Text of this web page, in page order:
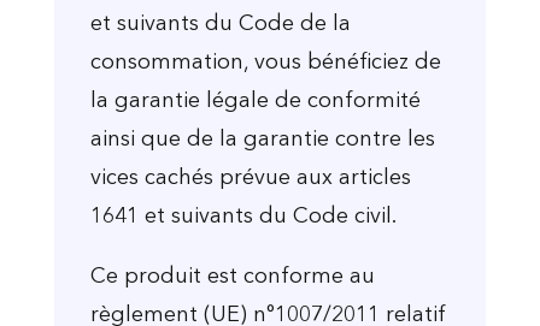
et suivants du Code de la
consommation, vous bénéficiez de
la garantie légale de conformité
ainsi que de la garantie contre les
vices cachés prévue aux articles
1641 et suivants du Code civil.
Ce produit est conforme au
règlement (UE) n°1007/2011 relatif